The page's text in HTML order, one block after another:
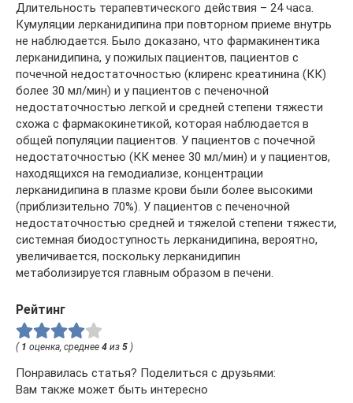
Длительность терапевтического действия – 24 часа.
Кумуляции лерканидипина при повторном приеме внутрь
не наблюдается. Было доказано, что фармакинентика
лерканидипина, у пожилых пациентов, пациентов с
почечной недостаточностью (клиренс креатинина (КК)
более 30 мл/мин) и у пациентов с печеночной
недостаточностью легкой и средней степени тяжести
схожа с фармакокинетикой, которая наблюдается в
общей популяции пациентов. У пациентов с почечной
недостаточностью (КК менее 30 мл/мин) и у пациентов,
находящихся на гемодиализе, концентрации
лерканидипина в плазме крови были более высокими
(приблизительно 70%). У пациентов с печеночной
недостаточностью средней и тяжелой степени тяжести,
системная биодоступность лерканидипина, вероятно,
увеличивается, поскольку лерканидипин
метаболизируется главным образом в печени.
Рейтинг
( 1 оценка, среднее 4 из 5 )
Понравилась статья? Поделиться с друзьями:
Вам также может быть интересно